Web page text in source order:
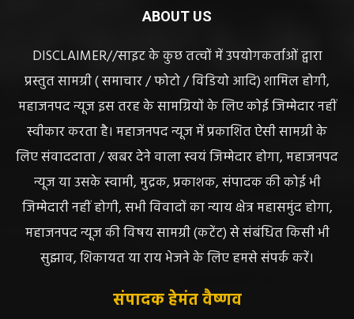
ABOUT US
DISCLAIMER//साइट के कुछ तत्वों में उपयोगकर्ताओं द्वारा
प्रस्तुत सामग्री ( समाचार / फोटो / विडियो आदि) शामिल होगी,
महाजनपद न्यूज इस तरह के सामग्रियों के लिए कोई जिम्मेदार नहीं
स्वीकार करता है। महाजनपद न्यूज में प्रकाशित ऐसी सामग्री के
लिए संवाददाता / खबर देने वाला स्वयं जिम्मेदार होगा, महाजनपद
न्यूज या उसके स्वामी, मुद्रक, प्रकाशक, संपादक की कोई भी
जिम्मेदारी नहीं होगी, सभी विवादों का न्याय क्षेत्र महासमुंद होगा,
महाजनपद न्यूज की विषय सामग्री (कटेंट) से संबंधित किसी भी
सुझाव, शिकायत या राय भेजने के लिए हमसे संपर्क करें।
संपादक हेमंत वैष्णव